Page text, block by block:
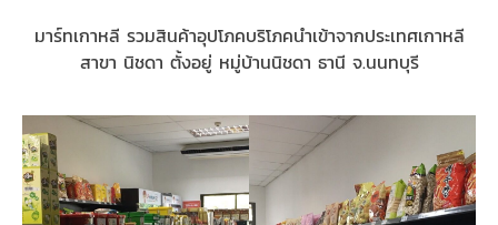
มาร์ทเกาหลี รวมสินค้าอุปโภคบริโภคนำเข้าจากประเทศเกาหลี
สาขา นิชดา ตั้งอยู่ หมู่บ้านนิชดา ธานี จ.นนทบุรี